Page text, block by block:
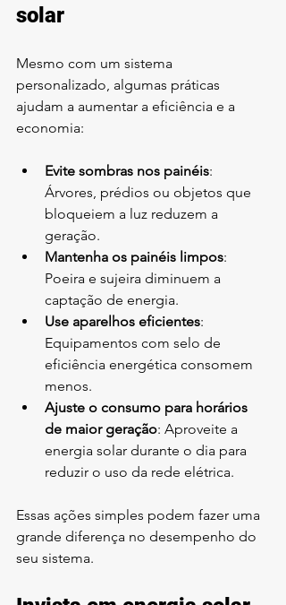
solar
Mesmo com um sistema
personalizado, algumas práticas
ajudam a aumentar a eficiência e a
economia:
Evite sombras nos painéis:
Árvores, prédios ou objetos que
bloqueiem a luz reduzem a
geração.
Mantenha os painéis limpos:
Poeira e sujeira diminuem a
captação de energia.
Use aparelhos eficientes:
Equipamentos com selo de
eficiência energética consomem
menos.
Ajuste o consumo para horários
de maior geração: Aproveite a
energia solar durante o dia para
reduzir o uso da rede elétrica.
Essas ações simples podem fazer uma
grande diferença no desempenho do
seu sistema.